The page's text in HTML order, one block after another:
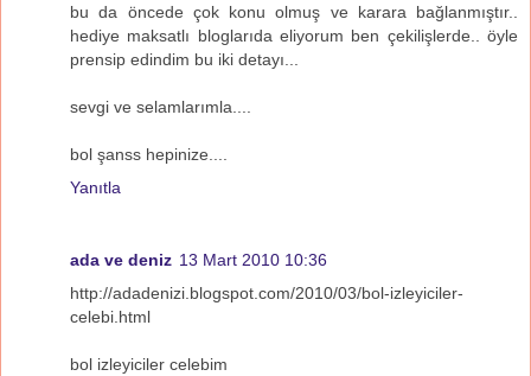
bu da öncede çok konu olmuş ve karara bağlanmıştır..
hediye maksatlı bloglarıda eliyorum ben çekilişlerde.. öyle
prensip edindim bu iki detayı...
sevgi ve selamlarımla....
bol şanss hepinize....
Yanıtla
ada ve deniz 13 Mart 2010 10:36
http://adadenizi.blogspot.com/2010/03/bol-izleyiciler-
celebi.html
bol izleyiciler celebim